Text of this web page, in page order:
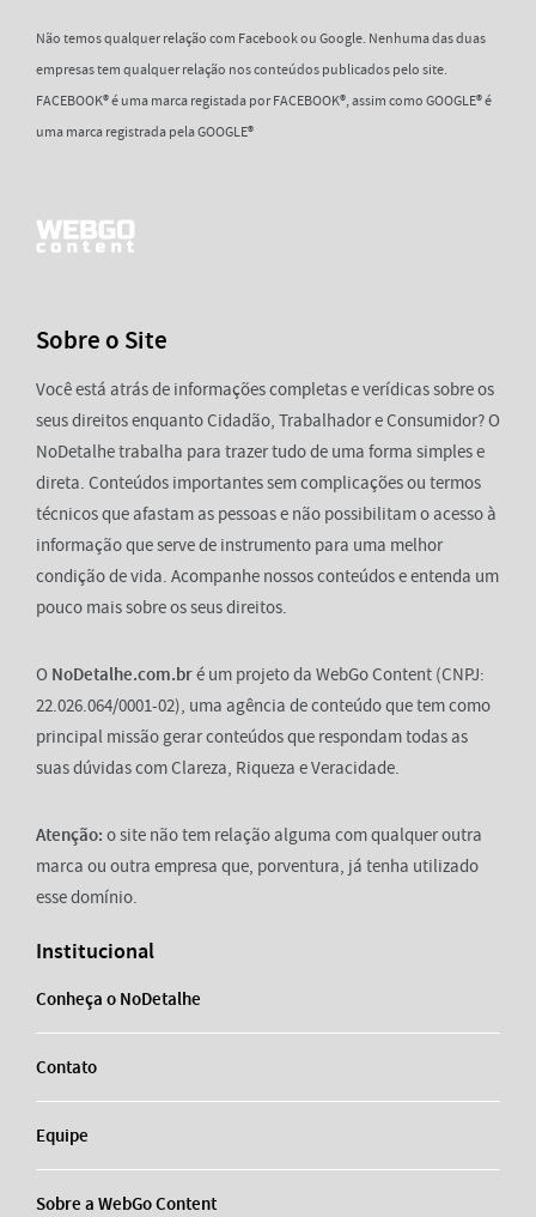
Não temos qualquer relação com Facebook ou Google. Nenhuma das duas
empresas tem qualquer relação nos conteúdos publicados pelo site.
FACEBOOK® é uma marca registada por FACEBOOK®, assim como GOOGLE® é
uma marca registrada pela GOOGLE®
Sobre o Site
Você está atrás de informações completas e verídicas sobre os
seus direitos enquanto Cidadão, Trabalhador e Consumidor? O
NoDetalhe trabalha para trazer tudo de uma forma simples e
direta. Conteúdos importantes sem complicações ou termos
técnicos que afastam as pessoas e não possibilitam o acesso à
informação que serve de instrumento para uma melhor
condição de vida. Acompanhe nossos conteúdos e entenda um
pouco mais sobre os seus direitos.
O NoDetalhe.com.bré um projeto da WebGo Content (CNPJ:
22.026.064/0001-02), uma agência de conteúdo que tem como
principal missão gerar conteúdos que respondam todas as
suas dúvidas com Clareza, Riqueza e Veracidade.
Atenção: o site não tem relação alguma com qualquer outra
marca ou outra empresa que, porventura, já tenha utilizado
esse domínio.
Institucional
Conheça o NoDetalhe
Contato
Equipe
Sobre a WebGo Content